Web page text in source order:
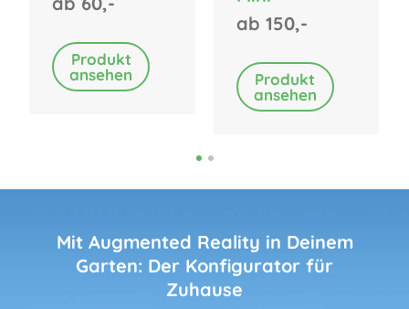
Produkt
ansehen
ab 150,-
Produkt
ansehen
Mit Augmented Reality in Deinem
Garten: Der Konfigurator für
Zuhause